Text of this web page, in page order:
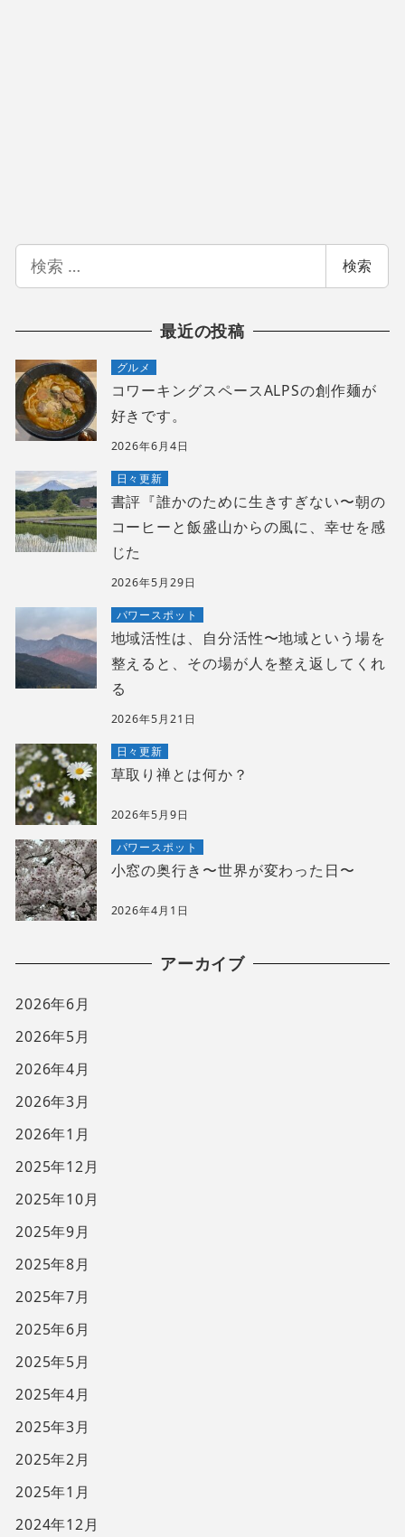
索
検索
最近の投稿
グルメ
コワーキングスペースALPSの創作麺が
好きです。
2026年6月4日
日々更新
書評『誰かのために生きすぎない〜朝の
コーヒーと飯盛山からの風に、幸せを感
じた
2026年5月29日
パワースポット
地域活性は、自分活性〜地域という場を
整えると、その場が人を整え返してくれ
る
2026年5月21日
日々更新
草取り禅とは何か？
2026年5月9日
パワースポット
小窓の奥行き〜世界が変わった日〜
2026年4月1日
アーカイブ
2026年6月
2026年5月
2026年4月
2026年3月
2026年1月
2025年12月
2025年10月
2025年9月
2025年8月
2025年7月
2025年6月
2025年5月
2025年4月
2025年3月
2025年2月
2025年1月
2024年12月